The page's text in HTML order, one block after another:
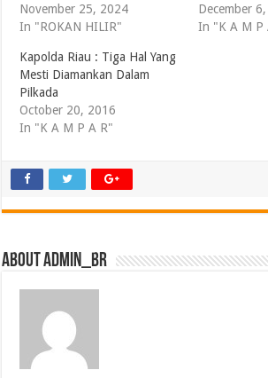
November 25, 2024
In "ROKAN HILIR"
December
In "K A M P
Kapolda Riau : Tiga Hal Yang
Mesti Diamankan Dalam
Pilkada
October 20, 2016
In "K A M P A R"
About admin_br